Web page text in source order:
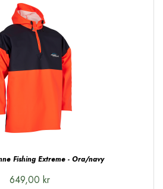
Fishing Extreme - Ora/navy
649,00 kr